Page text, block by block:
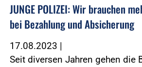
JUNGE POLIZEI: Wir brauchen
bei Bezahlung und Absicherung
17.08.2023 |
Seit diversen Jahren gehen die